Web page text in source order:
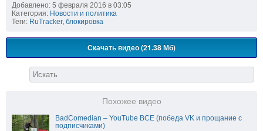
Добавлено: 5 февраля 2016 в 03:05
Категория: Новости и политика
Теги: RuTracker, блокировка
Скачать видео (21.38 Мб)
Похожее видео
BadComedian – YouTube ВСЕ (победа VK и прощание с
подписчиками)